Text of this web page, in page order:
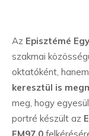
Az Episztémé
szakmai
oktatóként, hanem
keresztül is
meg, hogy
portré készült az